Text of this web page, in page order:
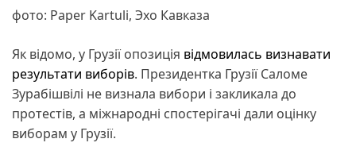
фото: Paper Kartuli, Эхо Кавказа
Як відомо, у Грузії опозиція відмовилась визнавати
результати виборів. Президентка Грузії Саломе
Зурабішвілі не визнала вибори і закликала до
протестів, а міжнародні спостерігачі дали оцінку
виборам у Грузії.